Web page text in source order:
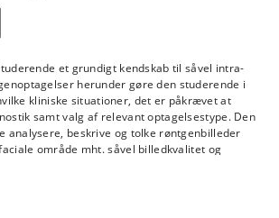
et grundigt kendskab til såvel intra-
herunder gøre den studerende i
kliniske situationer, det er påkrævet at
samt valg af relevant optagelsestype. Den
analysere, beskrive og tolke røntgenbilleder
område mht. såvel billedkvalitet og
afvigelser. Endelig skal kurset sætte
til selv at foretage intraorale
parallelteknik og vinkelhalveringsteknik samt